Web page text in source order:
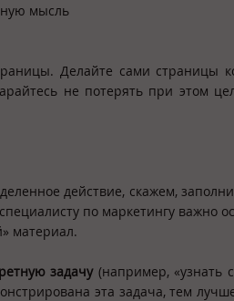
мысль
Делайте сами страницы
не потерять при этом
действие, скажем,
по маркетингу важно
материал.
задачу(например, «узнать
эта задача, тем